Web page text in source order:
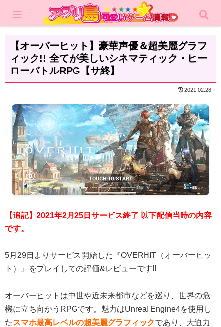
レビュー RPG
【オーバーヒット】豪華声優＆超美麗グラフ
ィック!! 全てが美しいシネマティック・ヒー
ローバトルRPG【サ終】
2021.02.28
【追記】2021年2月25日サービス終了 以下配信当時の内容
です。
5月29日よりサービス開始した『OVERHIT（オーバーヒッ
ト）』をプレイしての評価&レビューです!!
オーバーヒットは中世や近未来都市などを巡り、世界の危
機に立ち向かうRPGです。魅力はUnreal Engine4を使用し
た スマホ最高レベルの超美麗グラフィックであり、大迫力